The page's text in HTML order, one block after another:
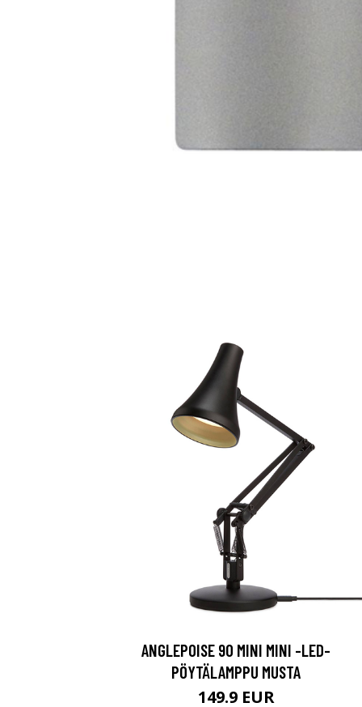
ANGLEPOISE 90 MINI MINI -LED-
PÖYTÄLAMPPU MUSTA
149.9 EUR